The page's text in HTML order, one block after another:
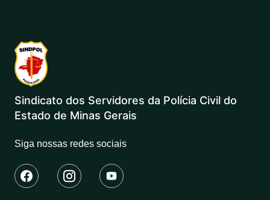
Sindicato dos Servidores da Polícia Civil do
Estado de Minas Gerais
Siga nossas redes sociais